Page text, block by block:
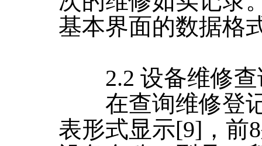
基本界面的数据格
2.2 设备维修查
在查询维修登记
表形式显示[9]，前